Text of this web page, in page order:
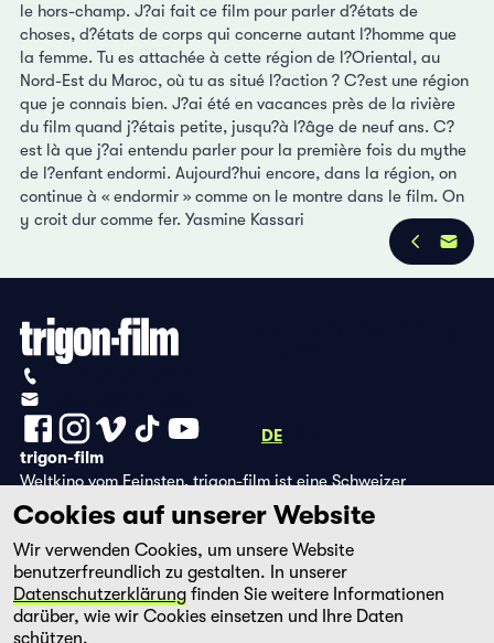
le hors-champ. J?ai fait ce film pour parler d?états de
choses, d?états de corps qui concerne autant l?homme que
la femme. Tu es attachée à cette région de l?Oriental, au
Nord-Est du Maroc, où tu as situé l?action ? C?est une région
que je connais bien. J?ai été en vacances près de la rivière
du film quand j?étais petite, jusqu?à l?âge de neuf ans. C?
est là que j?ai entendu parler pour la première fois du mythe
de l?enfant endormi. Aujourd?hui encore, dans la région, on
continue à « endormir » comme on le montre dans le film. On
y croit dur comme fer. Yasmine Kassari
DE
trigon-film
Weltkino vom Feinsten. trigon-film ist eine Schweizer
Filmstiftung, die seit 1988 sorgfältig ausgewählte Filme aus
Lateinamerika, Asien, Afrika und dem östlichen Europa im
Kino herausbringt und eine eigene DVD-Edition sowie die
Streaming-Plattform filmingo betreibt.
Cookies auf unserer Website
Wir verwenden Cookies, um unsere Website
benutzerfreundlich zu gestalten. In unserer
Datenschutzerklärung finden Sie weitere Informationen
darüber, wie wir Cookies einsetzen und Ihre Daten
schützen.